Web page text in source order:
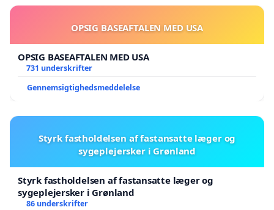
OPSIG BASEAFTALEN MED USA
OPSIG BASEAFTALEN MED USA
731 underskrifter
Gennemsigtighedsmeddelelse
Styrk fastholdelsen af fastansatte læger og
sygeplejersker i Grønland
Styrk fastholdelsen af fastansatte læger og
sygeplejersker i Grønland
86 underskrifter